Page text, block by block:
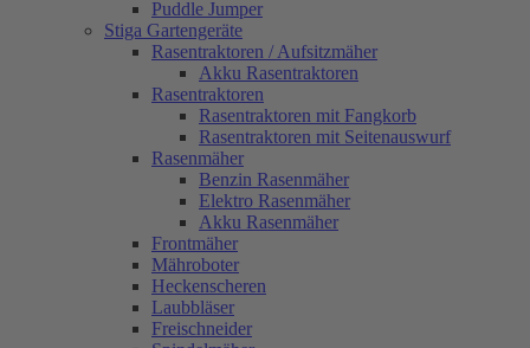
Puddle Jumper
Stiga Gartengeräte
Rasentraktoren / Aufsitzmäher
Akku Rasentraktoren
Rasentraktoren
Rasentraktoren mit Fangkorb
Rasentraktoren mit Seitenauswurf
Rasenmäher
Benzin Rasenmäher
Elektro Rasenmäher
Akku Rasenmäher
Frontmäher
Mähroboter
Heckenscheren
Laubbläser
Freischneider